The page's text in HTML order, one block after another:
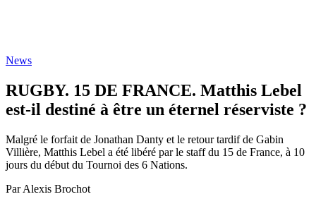
News
RUGBY. 15 DE FRANCE. Matthis Lebel
est-il destiné à être un éternel réserviste ?
Malgré le forfait de Jonathan Danty et le retour tardif de Gabin
Villière, Matthis Lebel a été libéré par le staff du 15 de France, à 10
jours du début du Tournoi des 6 Nations.
Par Alexis Brochot